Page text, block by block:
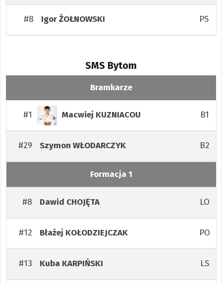
#8 IgorŻOŁNOWSKI PS
SMS Bytom
Bramkarze
#1 Macwiej KUZNIACOU B1
#29 Szymon WŁODARCZYK B2
Formacja 1
#8 Dawid CHOJĘTA LO
#12 Błażej KOŁODZIEJCZAK PO
#13 Kuba KARPIŃSKI LS